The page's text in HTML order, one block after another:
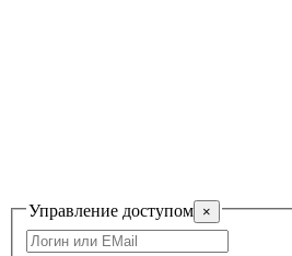
Управление доступом ×